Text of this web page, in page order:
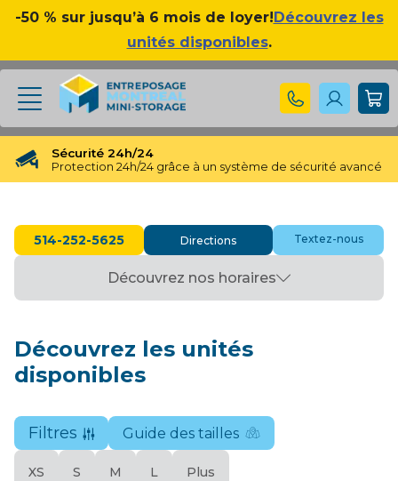
-50 % sur jusqu’à 6 mois de loyer!Découvrez les
unités disponibles.
Sécurité 24h/24
Protection 24h/24 grâce à un système de sécurité avancé
Transfert gratuit d'unité
Vous avez besoin d'une taille différente ? Pas de souci !
Pas d'engagement à long terme
Pas de contrats contraignants, pas d'obligations à long
Disponible jusqu'à 23h00
Nos experts en entreposage vous aideront jusqu'à 23h00
Apprécié par nos clients
514-252-5625 Directions Textez-nous
Découvrez nos horaires
Découvrez les unités
disponibles
XS S M L Plus
Filtres Guide des tailles